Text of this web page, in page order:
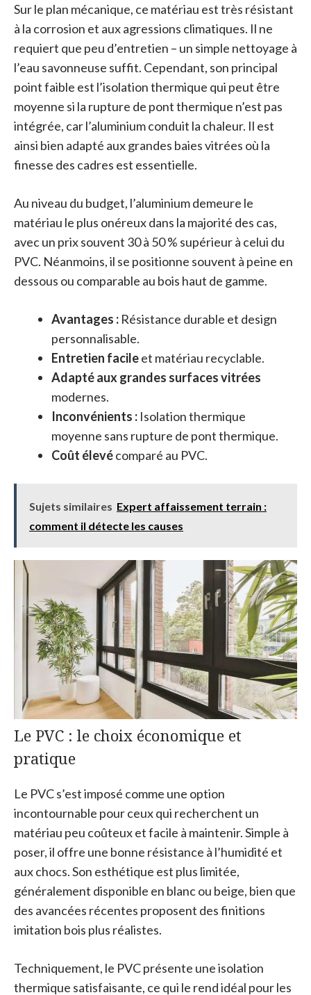
Sur le plan mécanique, ce matériau est très résistant
à la corrosion et aux agressions climatiques. Il ne
requiert que peu d’entretien – un simple nettoyage à
l’eau savonneuse suffit. Cependant, son principal
point faible est l’isolation thermique qui peut être
moyenne si la rupture de pont thermique n’est pas
intégrée, car l’aluminium conduit la chaleur. Il est
ainsi bien adapté aux grandes baies vitrées où la
finesse des cadres est essentielle.
Au niveau du budget, l’aluminium demeure le
matériau le plus onéreux dans la majorité des cas,
avec un prix souvent 30 à 50 % supérieur à celui du
PVC. Néanmoins, il se positionne souvent à peine en
dessous ou comparable au bois haut de gamme.
Avantages : Résistance durable et design
personnalisable.
Entretien facileet matériau recyclable.
Adapté aux grandes surfaces vitrées
modernes.
Inconvénients : Isolation thermique
moyenne sans rupture de pont thermique.
Coût élevécomparé au PVC.
Sujets similaires Expert affaissement terrain :
comment il détecte les causes
Le PVC : le choix économique et
pratique
Le PVC s’est imposé comme une option
incontournable pour ceux qui recherchent un
matériau peu coûteux et facile à maintenir. Simple à
poser, il offre une bonne résistance à l’humidité et
aux chocs. Son esthétique est plus limitée,
généralement disponible en blanc ou beige, bien que
des avancées récentes proposent des finitions
imitation bois plus réalistes.
Techniquement, le PVC présente une isolation
thermique satisfaisante, ce qui le rend idéal pour les